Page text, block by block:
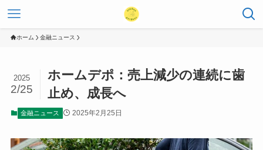
ホーム 金融ニュース
ホームデポ：売上減少の連続に歯
止め、成長へ
2025
2/25
金融ニュース 2025年2月25日